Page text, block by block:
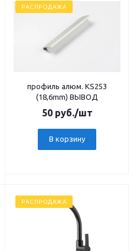
РАСПРОДАЖА
профиль алюм. KS253
(18,6mm) ВЫВОД
50руб./шт
В корзину
РАСПРОДАЖА